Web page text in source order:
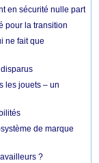
en sécurité nulle part
pour la transition
ne fait que
les jouets – un
de marque
?